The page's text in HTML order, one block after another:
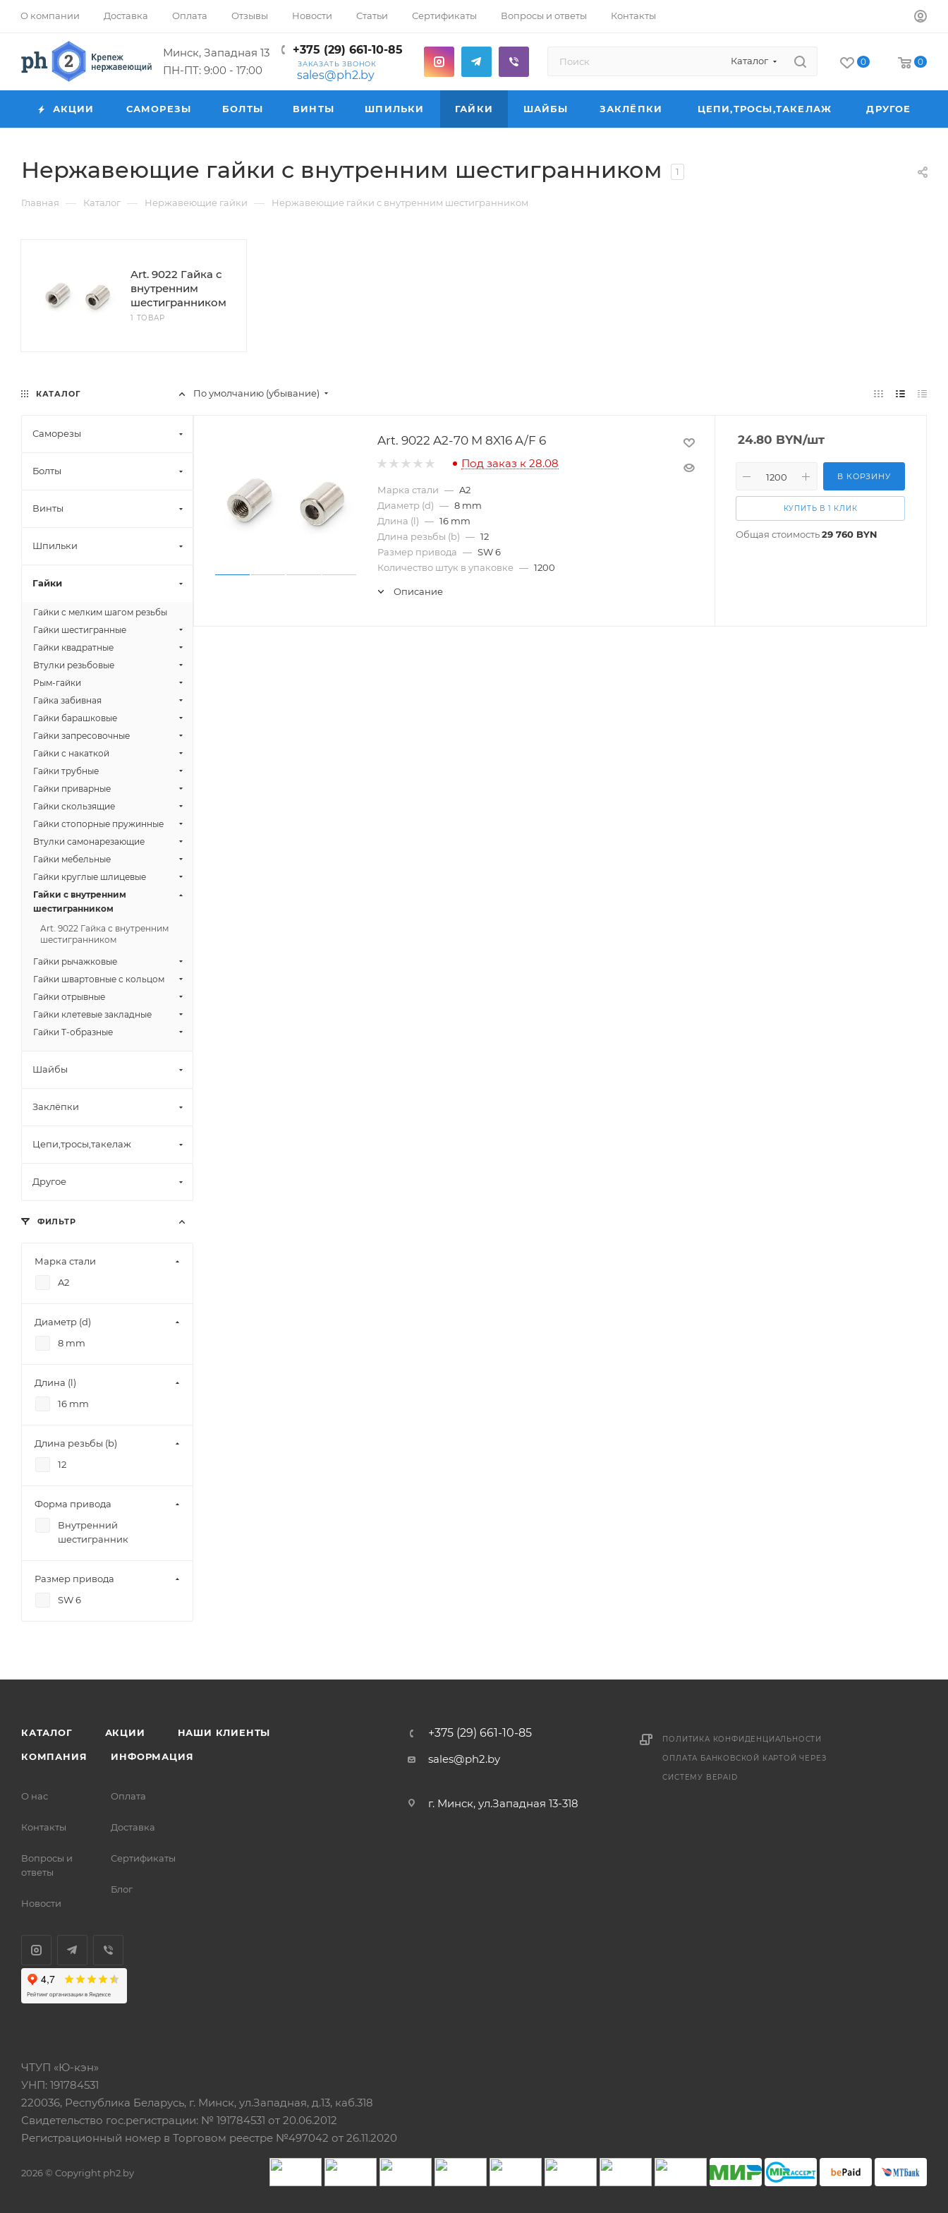
О компании Доставка Оплата Отзывы Новости Статьи Сертификаты Вопросы и ответы Контакты
Минск, Западная 13
ПН-ПТ: 9:00 - 17:00
+375 (29) 661-10-85
ЗАКАЗАТЬ ЗВОНОК
sales@ph2.by
Каталог 0 0
АКЦИИ САМОРЕЗЫ БОЛТЫ ВИНТЫ ШПИЛЬКИ ГАЙКИ ШАЙБЫ ЗАКЛЁПКИ ЦЕПИ,ТРОСЫ,ТАКЕЛАЖ ДРУГОЕ
Нержавеющие гайки с внутренним шестигранником 1
Главная — Каталог — Нержавеющие гайки — Нержавеющие гайки с внутренним шестигранником
Art. 9022 Гайка с
внутренним
шестигранником
1 ТОВАР
По умолчанию (убывание)
Art. 9022 A2-70 M 8X16 A/F 6
Под заказ к 28.08
Марка стали — A2
Диаметр (d) — 8 mm
Длина (l) — 16 mm
Длина резьбы (b) — 12
Размер привода — SW 6
Количество штук в упаковке — 1200
Описание
24.80 BYN/шт
В КОРЗИНУ
КУПИТЬ В 1 КЛИК
Общая стоимость29 760 BYN
КАТАЛОГ
Саморезы
Болты
Винты
Шпильки
Гайки
Гайки с мелким шагом резьбы
Гайки шестигранные
Гайки квадратные
Втулки резьбовые
Рым-гайки
Гайка забивная
Гайки барашковые
Гайки запресовочные
Гайки с накаткой
Гайки трубные
Гайки приварные
Гайки скользящие
Гайки стопорные пружинные
Втулки самонарезающие
Гайки мебельные
Гайки круглые шлицевые
Гайки с внутренним
шестигранником
Art. 9022 Гайка с внутренним
шестигранником
Гайки рычажковые
Гайки швартовные с кольцом
Гайки отрывные
Гайки клетевые закладные
Гайки Т-образные
Шайбы
Заклёпки
Цепи,тросы,такелаж
Другое
ФИЛЬТР
Марка стали
A2
Диаметр (d)
8 mm
Длина (l)
16 mm
Длина резьбы (b)
12
Форма привода
Внутренний
шестигранник
Размер привода
SW 6
КАТАЛОГ АКЦИИ НАШИ КЛИЕНТЫ
КОМПАНИЯ
О нас
Контакты
Вопросы и
ответы
Новости
ИНФОРМАЦИЯ
Оплата
Доставка
Сертификаты
Блог
+375 (29) 661-10-85
sales@ph2.by
г. Минск, ул.Западная 13-318
ПОЛИТИКА КОНФИДЕНЦИАЛЬНОСТИ
ОПЛАТА БАНКОВСКОЙ КАРТОЙ ЧЕРЕЗ
СИСТЕМУ BEPAID
ЧТУП «Ю-кэн»
УНП: 191784531
220036, Республика Беларусь, г. Минск, ул.Западная, д.13, каб.318
Свидетельство гос.регистрации: № 191784531 от 20.06.2012
Регистрационный номер в Торговом реестре №497042 от 26.11.2020
2026 © Copyright ph2.by